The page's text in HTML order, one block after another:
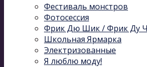
Фестиваль монстров
Фотосессия
Фрик Дю Шик / Фрик Ду
Школьная Ярмарка
Электризованные
Я люблю моду!